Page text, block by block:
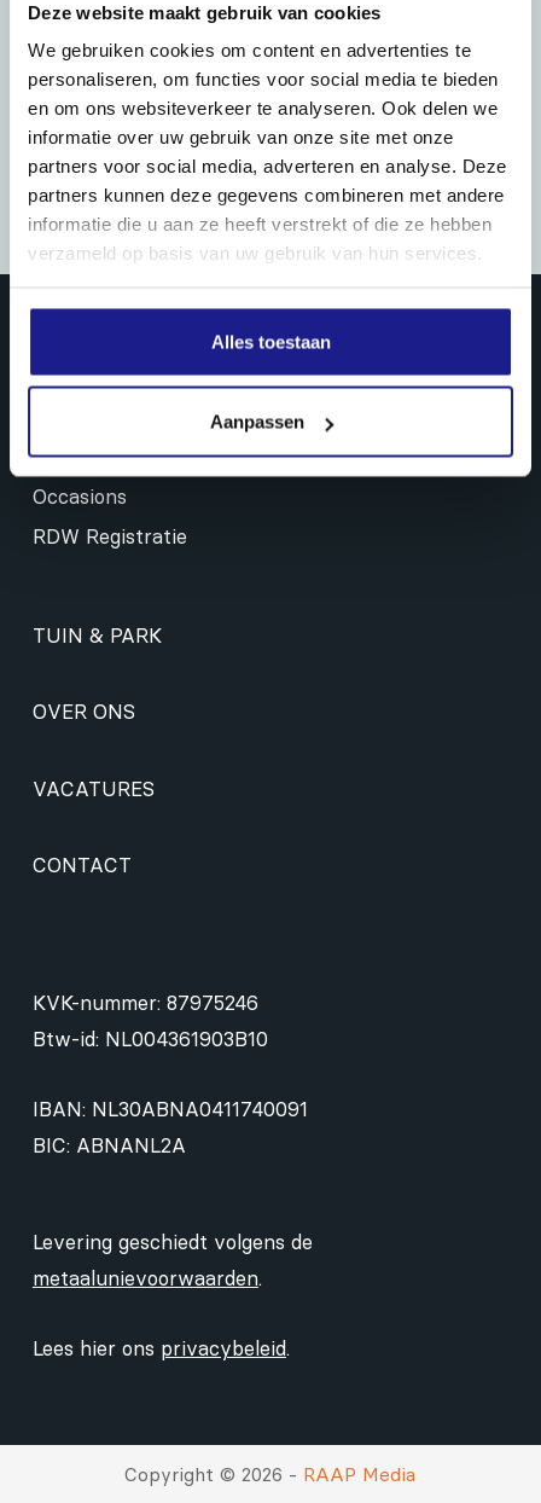
Deze website maakt gebruik van cookies
We gebruiken cookies om content en advertenties te
personaliseren, om functies voor social media te bieden
en om ons websiteverkeer te analyseren. Ook delen we
informatie over uw gebruik van onze site met onze
partners voor social media, adverteren en analyse. Deze
partners kunnen deze gegevens combineren met andere
informatie die u aan ze heeft verstrekt of die ze hebben
verzameld op basis van uw gebruik van hun services.
Alles toestaan
Aanpassen
PRODUCTEN & DIENSTEN
Landbouw mechanisatie
Onderhoud & reiniging
Occasions
RDW Registratie
TUIN & PARK
OVER ONS
VACATURES
CONTACT
KVK-nummer: 87975246
Btw-id: NL004361903B10
IBAN: NL30ABNA0411740091
BIC: ABNANL2A
Levering geschiedt volgens de
metaalunievoorwaarden.
Lees hier ons privacybeleid.
Copyright © 2026 - RAAP Media